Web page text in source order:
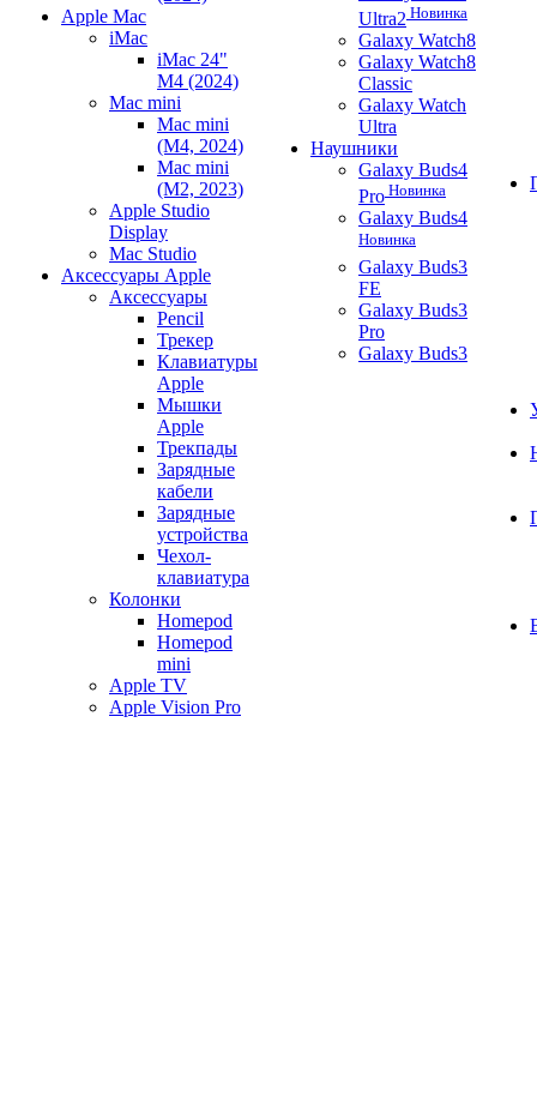
Apple Mac
iMac
iMac 24"
M4 (2024)
Mac mini
Mac mini
(M4, 2024)
Mac mini
(M2, 2023)
Apple Studio
Display
Mac Studio
Аксессуары Apple
Аксессуары
Pencil
Трекер
Клавиатуры
Apple
Мышки
Apple
Трекпады
Зарядные
кабели
Зарядные
устройства
Чехол-
клавиатура
Колонки
Homepod
Homepod
mini
Apple TV
Apple Vision Pro
Ultra2 Новинка
Galaxy Watch8
Galaxy Watch8
Classic
Galaxy Watch
Ultra
Наушники
Galaxy Buds4
Pro Новинка
Galaxy Buds4
Новинка
Galaxy Buds3
FE
Galaxy Buds3
Pro
Galaxy Buds3